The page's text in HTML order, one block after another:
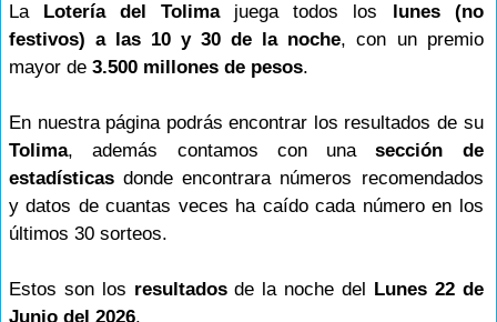
La Lotería del Tolimajuega todos los lunes (no
festivos) a las 10 y 30 de la noche, con un premio
mayor de 3.500 millones de pesos.
En nuestra página podrás encontrar los resultados de su
Tolima, además contamos con unasección de
estadísticas donde encontrara números recomendados
y datos de cuantas veces ha caído cada número en los
últimos 30 sorteos.
Estos son los resultadosde la noche del Lunes 22 de
Junio del 2026.